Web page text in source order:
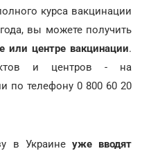
курса вакцинации
вы можете получить
или центре вакцинации.
и центров - на
по телефону 0 800 60 20
в Украине уже вводят